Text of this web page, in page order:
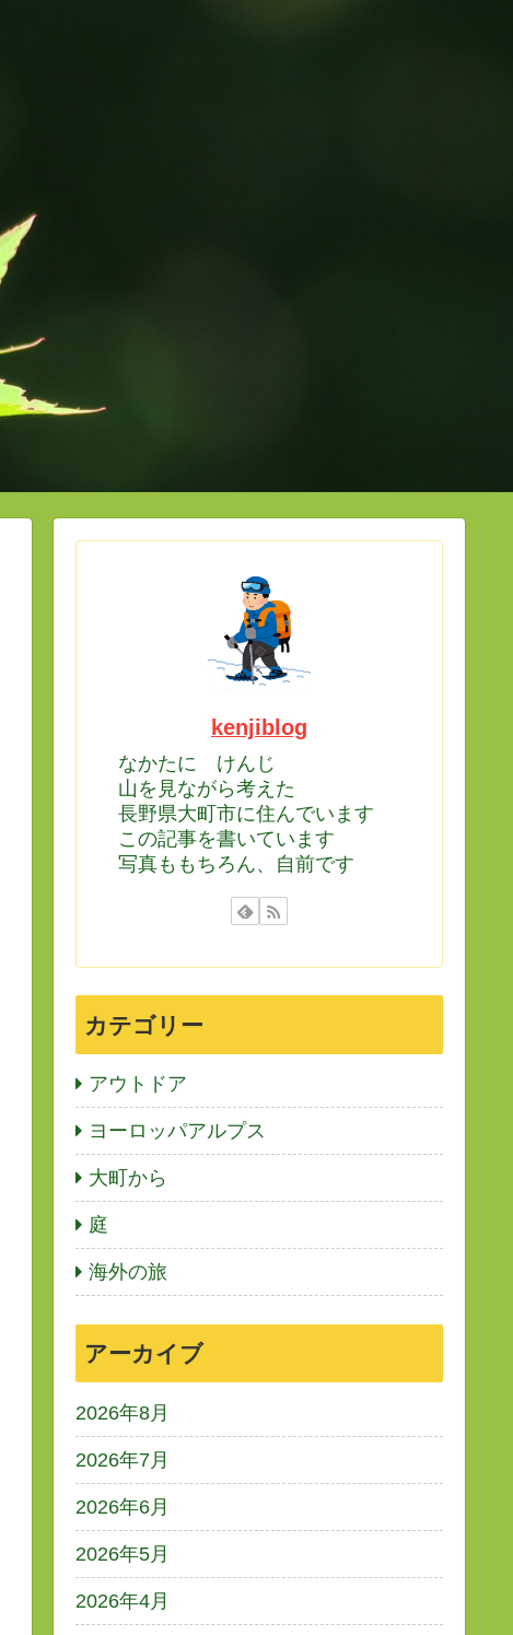
kenjiblog
なかたに けんじ
山を見ながら考えた
長野県大町市に住んでいます
この記事を書いています
写真ももちろん、自前です
カテゴリー
アウトドア
ヨーロッパアルプス
大町から
庭
海外の旅
アーカイブ
2026年8月
2026年7月
2026年6月
2026年5月
2026年4月